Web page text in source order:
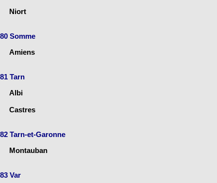
Niort
80 Somme
Amiens
81 Tarn
Albi
Castres
82 Tarn-et-Garonne
Montauban
83 Var